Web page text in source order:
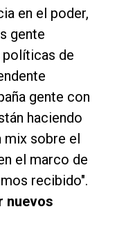
en el poder,
gente
políticas de
gente con
haciendo
mix sobre el
el marco de
recibido".
nuevos